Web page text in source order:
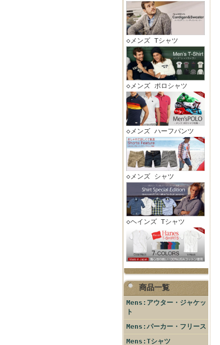
◇メンズ Tシャツ
◇メンズ ポロシャツ
◇メンズ ハーフパンツ
◇メンズ シャツ
◇ヘインズ Tシャツ
商品一覧
Mens:アウター・ジャケッ
ト
Mens:パーカー・フリース
Mens:Tシャツ